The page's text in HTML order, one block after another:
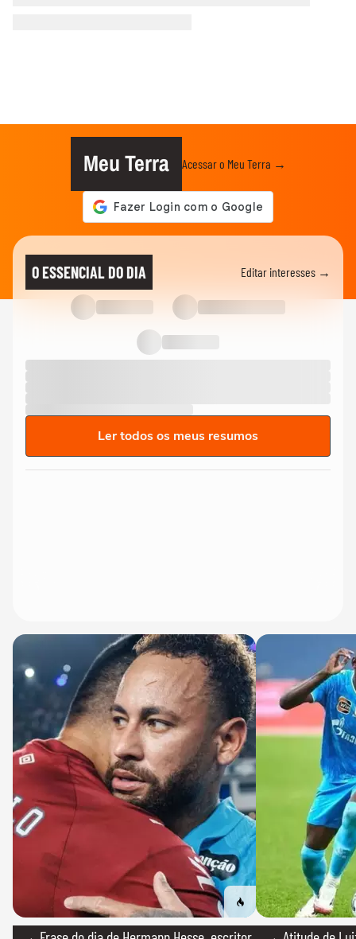
Meu Terra Acessar o Meu Terra →
O ESSENCIAL DO DIA Editar interesses →
Ler todos os meus resumos